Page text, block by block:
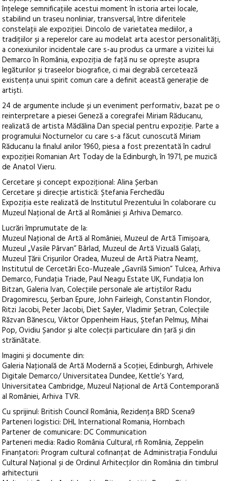
înţelege semnificaţiile acestui moment în istoria artei locale,
stabilind un traseu nonliniar, transversal, între diferitele
constelaţii ale expoziţiei. Dincolo de varietatea mediilor, a
tradiţiilor și a reperelor care au modelat arta acestor personalităţi,
a conexiunilor incidentale care s-au produs ca urmare a vizitei lui
Demarco în România, expoziţia de faţă nu se oprește asupra
legăturilor și traseelor biografice, ci mai degrabă cercetează
existenţa unui spirit comun care a definit această generaţie de
artiști.
24 de argumente include și un eveniment performativ, bazat pe o
reinterpretare a piesei Geneză a coregrafei Miriam Răducanu,
realizată de artista Mădălina Dan special pentru expoziţie. Parte a
programului Nocturnelor cu care s-a făcut cunoscută Miriam
Răducanu la finalul anilor 1960, piesa a fost prezentată în cadrul
expoziţiei Romanian Art Today de la Edinburgh, în 1971, pe muzică
de Anatol Vieru.
Cercetare și concept expoziţional: Alina Șerban
Cercetare și direcţie artistică: Ștefania Ferchedău
Expoziţia este realizată de Institutul Prezentului în colaborare cu
Muzeul Naţional de Artă al României și Arhiva Demarco.
Lucrări împrumutate de la:
Muzeul Naţional de Artă al României, Muzeul de Artă Timișoara,
Muzeul „Vasile Pârvan” Bârlad, Muzeul de Artă Vizuală Galaţi,
Muzeul Ţării Crișurilor Oradea, Muzeul de Artă Piatra Neamţ,
Institutul de Cercetări Eco-Muzeale „Gavrilă Simion” Tulcea, Arhiva
Demarco, Fundaţia Triade, Paul Neagu Estate UK, Fundaţia Ion
Bitzan, Galeria Ivan, Colecţiile personale ale artiștilor Radu
Dragomirescu, Șerban Epure, John Fairleigh, Constantin Flondor,
Ritzi Jacobi, Peter Jacobi, Diet Sayler, Vladimir Șetran, Colecţiile
Răzvan Bănescu, Viktor Oppenheim Haus, Ștefan Pelmuș, Mihai
Pop, Ovidiu Șandor și alte colecţii particulare din ţară și din
străinătate.
Imagini și documente din:
Galeria Naţională de Artă Modernă a Scoţiei, Edinburgh, Arhivele
Digitale Demarco/ Universitatea Dundee, Kettle’s Yard,
Universitatea Cambridge, Muzeul Naţional de Artă Contemporană
al României, Arhiva TVR.
Cu sprijinul: British Council România, Rezidenţa BRD Scena9
Parteneri logistici: DHL International Romania, Hornbach
Partener de comunicare: DC Communication
Parteneri media: Radio România Cultural, rfi România, Zeppelin
Finanţatori: Program cultural cofinanţat de Administraţia Fondului
Cultural Naţional și de Ordinul Arhitecţilor din România din timbrul
arhitecturii